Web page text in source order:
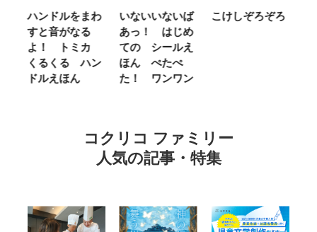
ハンドルをまわ
すと音がなる
よ！ トミカ
くるくる ハン
ドルえほん
いないいないば
あっ！ はじめ
ての シールえ
ほん ぺたぺ
た！ ワンワン
こけしぞろぞろ
コクリコ ファミリー
人気の記事・特集